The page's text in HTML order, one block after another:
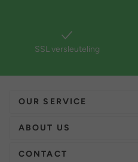
SSL versleuteling
OUR SERVICE
ABOUT US
CONTACT